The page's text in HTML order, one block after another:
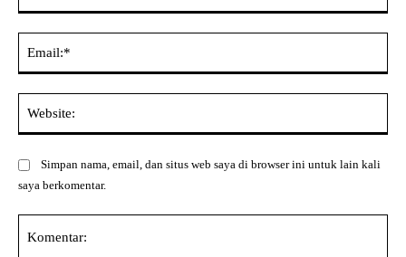
Simpan nama, email, dan situs web saya di browser ini untuk lain kali
saya berkomentar.